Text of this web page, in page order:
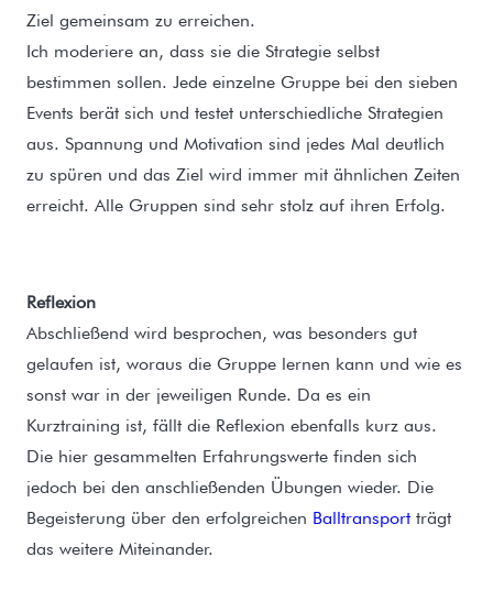
Ziel gemeinsam zu erreichen.
Ich moderiere an, dass sie die Strategie selbst
bestimmen sollen. Jede einzelne Gruppe bei den sieben
Events berät sich und testet unterschiedliche Strategien
aus. Spannung und Motivation sind jedes Mal deutlich
zu spüren und das Ziel wird immer mit ähnlichen Zeiten
erreicht. Alle Gruppen sind sehr stolz auf ihren Erfolg.
Reflexion
Abschließend wird besprochen, was besonders gut
gelaufen ist, woraus die Gruppe lernen kann und wie es
sonst war in der jeweiligen Runde. Da es ein
Kurztraining ist, fällt die Reflexion ebenfalls kurz aus.
Die hier gesammelten Erfahrungswerte finden sich
jedoch bei den anschließenden Übungen wieder. Die
Begeisterung über den erfolgreichen Balltransport trägt
das weitere Miteinander.